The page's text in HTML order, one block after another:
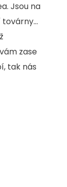
Jsou na
zase
tak nás